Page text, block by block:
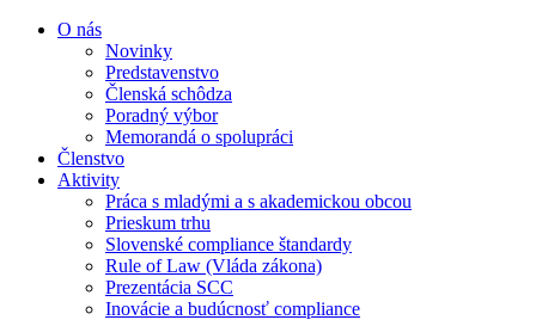
O nás
Novinky
Predstavenstvo
Členská schôdza
Poradný výbor
Memorandá o spolupráci
Členstvo
Aktivity
Práca s mladými a s akademickou obcou
Prieskum trhu
Slovenské compliance štandardy
Rule of Law (Vláda zákona)
Prezentácia SCC
Inovácie a budúcnosť compliance